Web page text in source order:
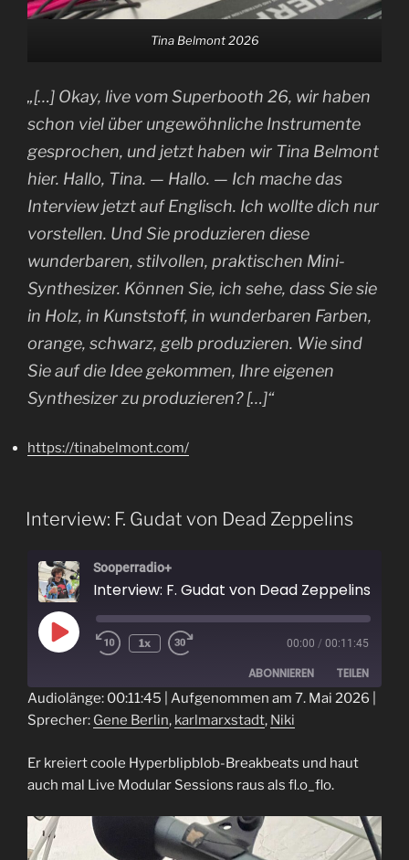
Tina Belmont 2026
„[…] Okay, live vom Superbooth 26, wir haben
schon viel über ungewöhnliche Instrumente
gesprochen, und jetzt haben wir Tina Belmont
hier. Hallo, Tina. — Hallo. — Ich mache das
Interview jetzt auf Englisch. Ich wollte dich nur
vorstellen. Und Sie produzieren diese
wunderbaren, stilvollen, praktischen Mini-
Synthesizer. Können Sie, ich sehe, dass Sie sie
in Holz, in Kunststoff, in wunderbaren Farben,
orange, schwarz, gelb produzieren. Wie sind
Sie auf die Idee gekommen, Ihre eigenen
Synthesizer zu produzieren? […]“
https://tinabelmont.com/
Interview: F. Gudat von Dead Zeppelins
Sooperradio+
Interview: F. Gudat von Dead Zeppelins
Play
Episode
1x 00:00 / 00:11:45
ABONNIEREN TEILEN
TEILEN
LINK
Audiolänge: 00:11:45 Aufgenommen am 7. Mai 2026
Sprecher: Gene Berlin, karlmarxstadt, Niki
Er kreiert coole Hyperblipblob-Breakbeats und haut
auch mal Live Modular Sessions raus als fl.o_flo.